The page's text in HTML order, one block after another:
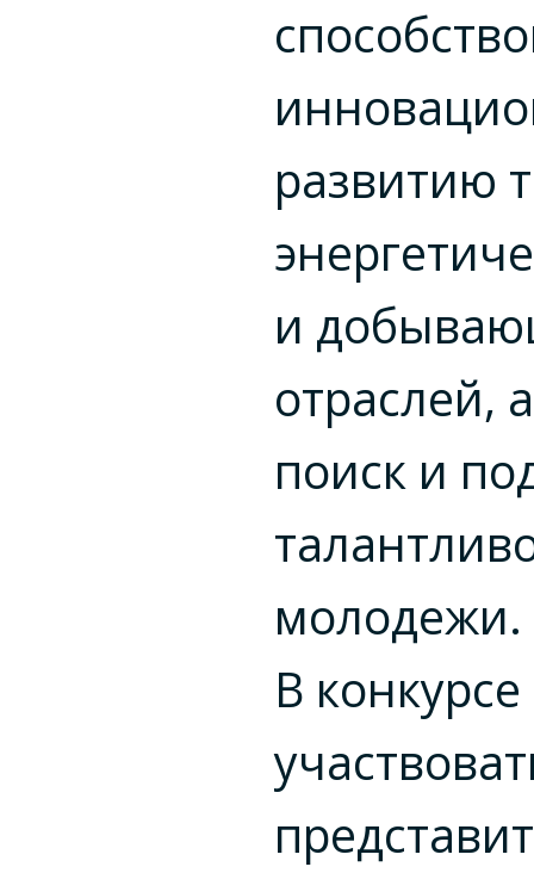
развитию
и
отраслей,
поиск и
молодежи.
В